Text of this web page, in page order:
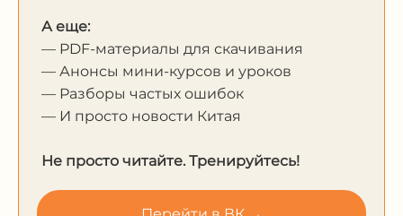
А еще:
— PDF-материалы для скачивания
— Анонсы мини-курсов и уроков
— Разборы частых ошибок
— И просто новости Китая
Не просто читайте. Тренируйтесь!